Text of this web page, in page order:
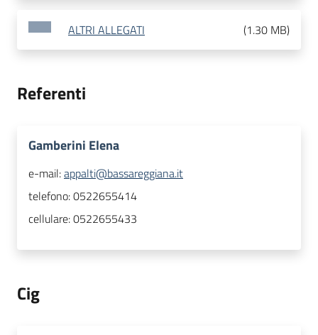
ALTRI ALLEGATI (1.30 MB)
Referenti
Gamberini Elena
e-mail:appalti@bassareggiana.it
telefono:0522655414
cellulare:0522655433
Cig